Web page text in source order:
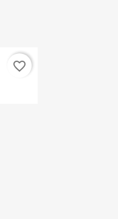
favorite_border